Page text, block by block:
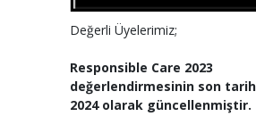
Değerli Üyelerimiz;
Responsible Care 2023
değerlendirmesinin son
2024 olarak güncellenmiştir.